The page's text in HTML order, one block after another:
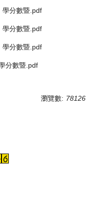
學分數暨.pdf
學分數暨.pdf
學分數暨.pdf
分數暨.pdf
瀏覽數: 78126